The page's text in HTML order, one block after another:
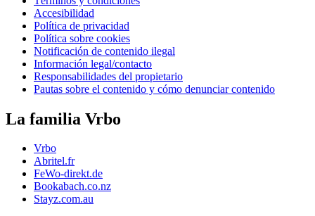
Accesibilidad
Política de privacidad
Política sobre cookies
Notificación de contenido ilegal
Información legal/contacto
Responsabilidades del propietario
Pautas sobre el contenido y cómo denunciar contenido
La familia Vrbo
Vrbo
Abritel.fr
FeWo-direkt.de
Bookabach.co.nz
Stayz.com.au